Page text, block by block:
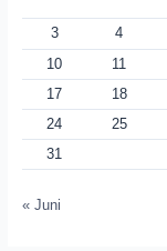
3
4
10
11
17
18
24
25
31
« Juni